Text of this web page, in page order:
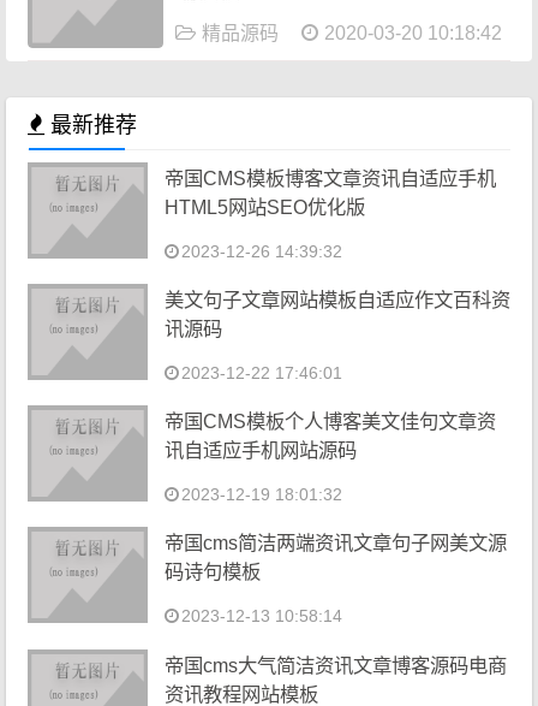
精品源码 2020-03-20 10:18:42
最新推荐
帝国CMS模板博客文章资讯自适应手机
HTML5网站SEO优化版
2023-12-26 14:39:32
美文句子文章网站模板自适应作文百科资
讯源码
2023-12-22 17:46:01
帝国CMS模板个人博客美文佳句文章资
讯自适应手机网站源码
2023-12-19 18:01:32
帝国cms简洁两端资讯文章句子网美文源
码诗句模板
2023-12-13 10:58:14
帝国cms大气简洁资讯文章博客源码电商
资讯教程网站模板